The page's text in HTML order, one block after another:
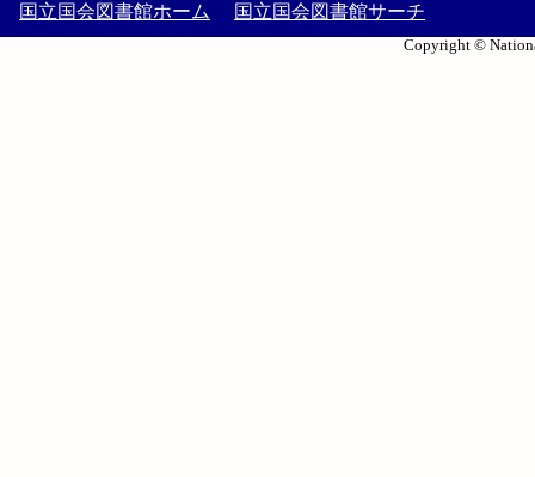
国立国会図書館ホーム 国立国会図書館サーチ
Copyright ©